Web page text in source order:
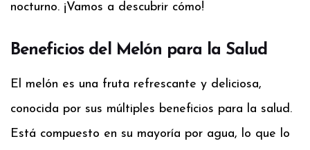
nocturno. ¡Vamos a descubrir cómo!
Beneficios del Melón para la Salud
El melón es una fruta refrescante y deliciosa,
conocida por sus múltiples beneficios para la salud.
Está compuesto en su mayoría por agua, lo que lo